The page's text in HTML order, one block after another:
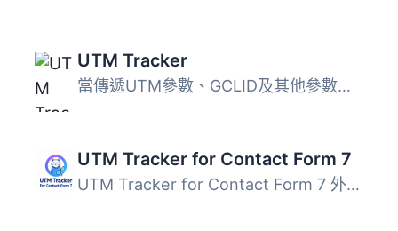
UTM Tracker
當傳遞UTM參數、GCLID及其他參數到你的網站時，此外掛會透過...
UTM Tracker for Contact Form 7
UTM Tracker for Contact Form 7 外掛自動捕捉來自網址的 UTM...